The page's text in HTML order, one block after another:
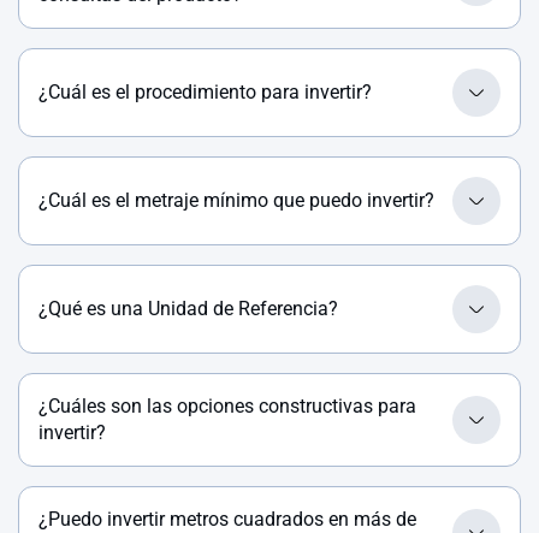
¿Cuál es el procedimiento para invertir?
¿Cuál es el metraje mínimo que puedo invertir?
¿Qué es una Unidad de Referencia?
¿Cuáles son las opciones constructivas para
invertir?
¿Puedo invertir metros cuadrados en más de